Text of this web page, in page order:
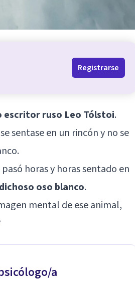
Registrarse
escritor ruso Leo Tólstoi.
sentase en un rincón y no se
horas y horas sentado en
oso blanco.
mental de ese animal,
a